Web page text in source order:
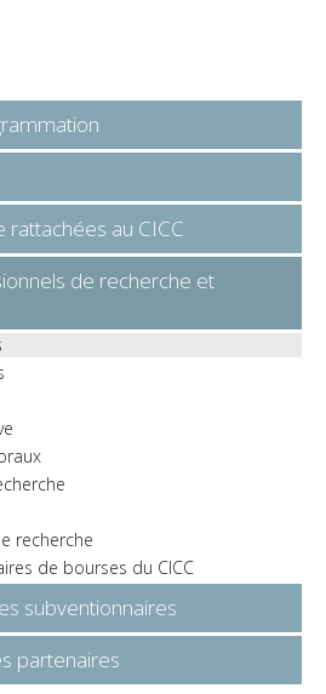
rattachées au CICC
de recherche et
recherche
de bourses du CICC
subventionnaires
partenaires